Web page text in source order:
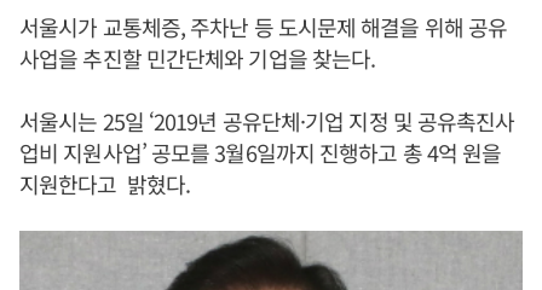
서울시가 교통체증, 주차난 등 도시문제 해결을 위해 공유
사업을 추진할 민간단체와 기업을 찾는다.
서울시는 25일 ‘2019년 공유단체·기업 지정 및 공유촉진사
업비 지원사업’ 공모를 3월6일까지 진행하고 총 4억 원을
지원한다고 밝혔다.